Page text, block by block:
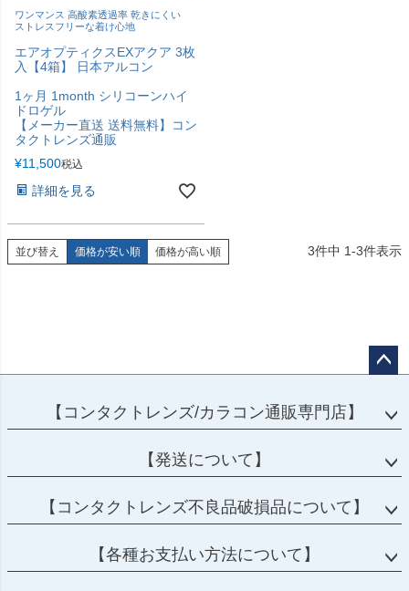
ワンマンス 高酸素透過率 乾きにくい
ストレスフリーな着け心地
エアオプティクスEXアクア 3枚
入【4箱】 日本アルコン
1ヶ月 1month シリコーンハイ
ドロゲル
【メーカー直送 送料無料】コン
タクトレンズ通販
¥11,500税込
詳細を見る
並び替え 価格が安い順 価格が高い順 3件中 1-3件表示
ップ
【コンタクトレンズ/カラコン通販専門店】
【発送について】
【コンタクトレンズ不良品破損品について】
【各種お支払い方法について】